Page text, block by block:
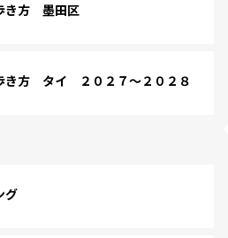
き方 墨田区
き方 タイ ２０２７～２０２８
グ